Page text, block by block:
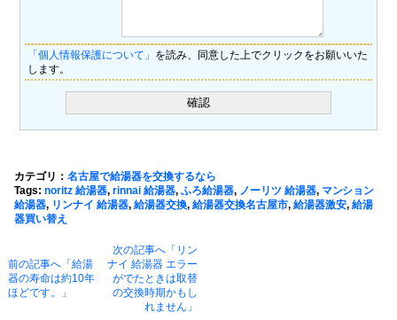
「個人情報保護について」 を読み、同意した上でクリックをお願いいた
します。
カテゴリ： 名古屋で給湯器を交換するなら
Tags: noritz 給湯器, rinnai 給湯器, ふろ給湯器, ノーリツ 給湯器, マンション
給湯器, リンナイ 給湯器, 給湯器交換, 給湯器交換名古屋市, 給湯器激安, 給湯
器買い替え
前の記事へ「給湯
器の寿命は約10年
ほどです。」
次の記事へ「リン
ナイ 給湯器 エラー
がでたときは取替
の交換時期かもし
れません」